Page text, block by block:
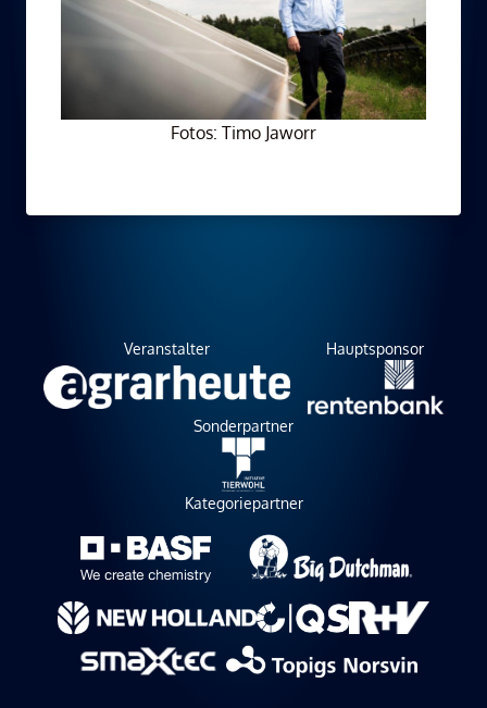
Fotos: Timo Jaworr
Veranstalter Hauptsponsor
Sonderpartner
Kategoriepartner